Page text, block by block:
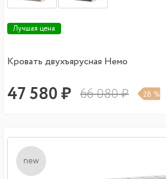
Лучшая цена
Кровать двухъярусная Немо
47 580 ₽ 66 080 ₽ 28 %
new